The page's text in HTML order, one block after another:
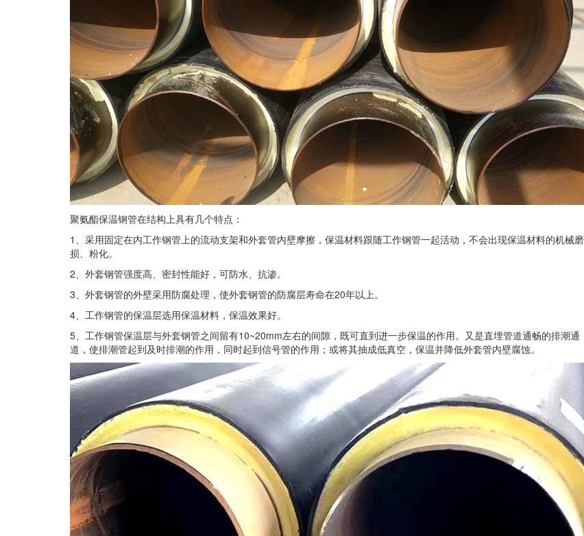
聚氨酯保温钢管在结构上具有几个特点：
1、采用固定在内工作钢管上的流动支架和外套管内壁摩擦，保温材料跟随工作钢管一起活动，不会出现保温材料的机械磨
损、粉化。
2、外套钢管强度高、密封性能好，可防水、抗渗。
3、外套钢管的外壁采用防腐处理，使外套钢管的防腐层寿命在20年以上。
4、工作钢管的保温层选用保温材料，保温效果好。
5、工作钢管保温层与外套钢管之间留有10~20mm左右的间隙，既可直到进一步保温的作用。又是直埋管道通畅的排潮通
道，使排潮管起到及时排潮的作用，同时起到信号管的作用；或将其抽成低真空，保温并降低外套管内壁腐蚀。